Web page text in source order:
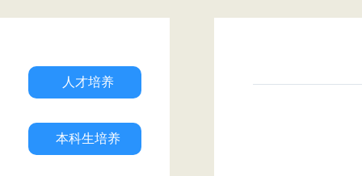
人才培养
本科生培养